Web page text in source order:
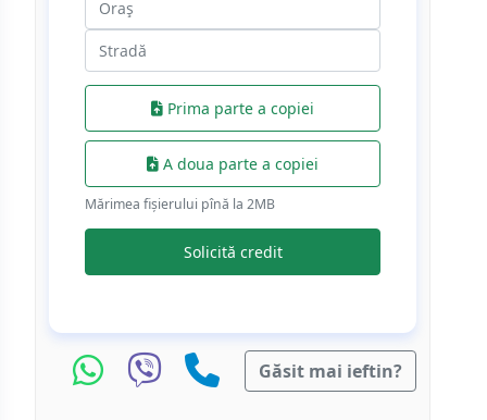
Prima parte a copiei
A doua parte a copiei
Mărimea fișierului pînă la 2МB
Solicită credit
Găsit mai ieftin?